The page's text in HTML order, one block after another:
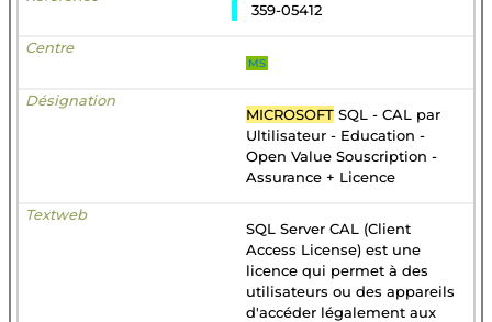
359-05412
MS
MICROSOFT SQL - CAL par
Ultilisateur - Education -
Open Value Souscription -
Assurance + Licence
SQL Server CAL (Client
Access License) est une
licence qui permet à des
utilisateurs ou des appareils
d'accéder légalement aux